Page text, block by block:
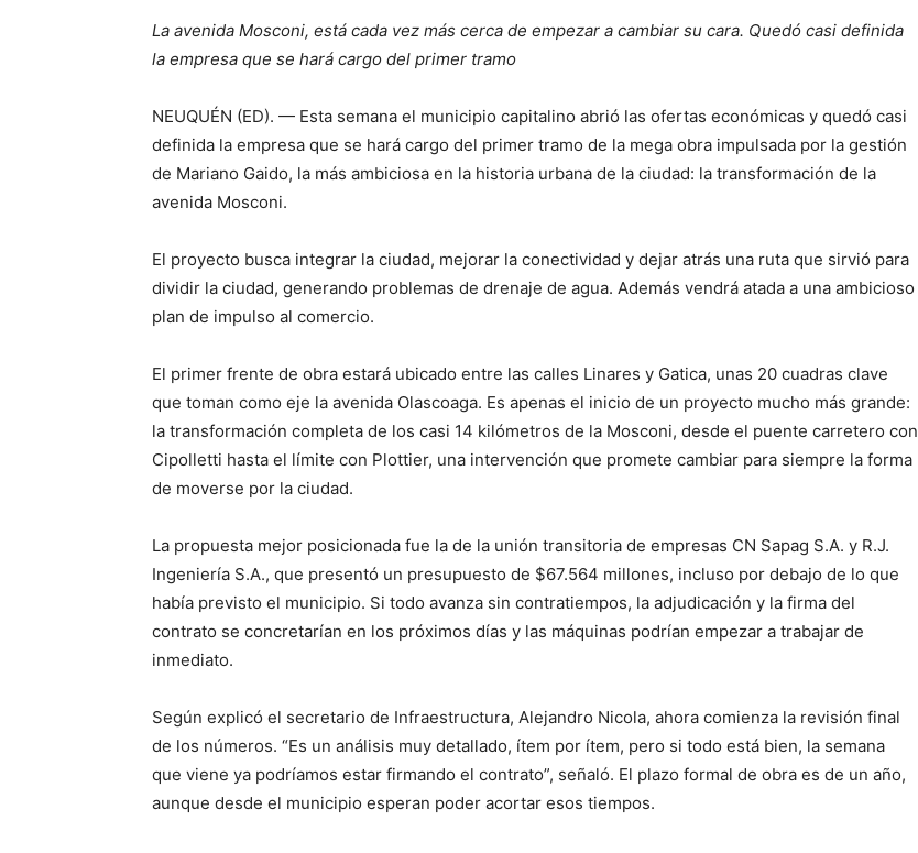
La avenida Mosconi, está cada vez más cerca de empezar a cambiar su cara. Quedó casi definida
la empresa que se hará cargo del primer tramo
NEUQUÉN (ED). — Esta semana el municipio capitalino abrió las ofertas económicas y quedó casi
definida la empresa que se hará cargo del primer tramo de la mega obra impulsada por la gestión
de Mariano Gaido, la más ambiciosa en la historia urbana de la ciudad: la transformación de la
avenida Mosconi.
El proyecto busca integrar la ciudad, mejorar la conectividad y dejar atrás una ruta que sirvió para
dividir la ciudad, generando problemas de drenaje de agua. Además vendrá atada a una ambicioso
plan de impulso al comercio.
El primer frente de obra estará ubicado entre las calles Linares y Gatica, unas 20 cuadras clave
que toman como eje la avenida Olascoaga. Es apenas el inicio de un proyecto mucho más grande:
la transformación completa de los casi 14 kilómetros de la Mosconi, desde el puente carretero con
Cipolletti hasta el límite con Plottier, una intervención que promete cambiar para siempre la forma
de moverse por la ciudad.
La propuesta mejor posicionada fue la de la unión transitoria de empresas CN Sapag S.A. y R.J.
Ingeniería S.A., que presentó un presupuesto de $67.564 millones, incluso por debajo de lo que
había previsto el municipio. Si todo avanza sin contratiempos, la adjudicación y la firma del
contrato se concretarían en los próximos días y las máquinas podrían empezar a trabajar de
inmediato.
Según explicó el secretario de Infraestructura, Alejandro Nicola, ahora comienza la revisión final
de los números. “Es un análisis muy detallado, ítem por ítem, pero si todo está bien, la semana
que viene ya podríamos estar firmando el contrato”, señaló. El plazo formal de obra es de un año,
aunque desde el municipio esperan poder acortar esos tiempos.